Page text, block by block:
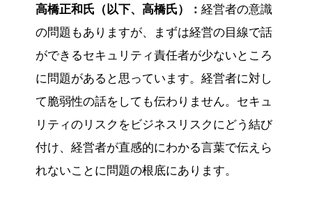
高橋正和氏（以下、高橋氏）： 経営者の意識
の問題もありますが、まずは経営の目線で話
ができるセキュリティ責任者が少ないところ
に問題があると思っています。経営者に対し
て脆弱性の話をしても伝わりません。セキュ
リティのリスクをビジネスリスクにどう結び
付け、経営者が直感的にわかる言葉で伝えら
れないことに問題の根底にあります。